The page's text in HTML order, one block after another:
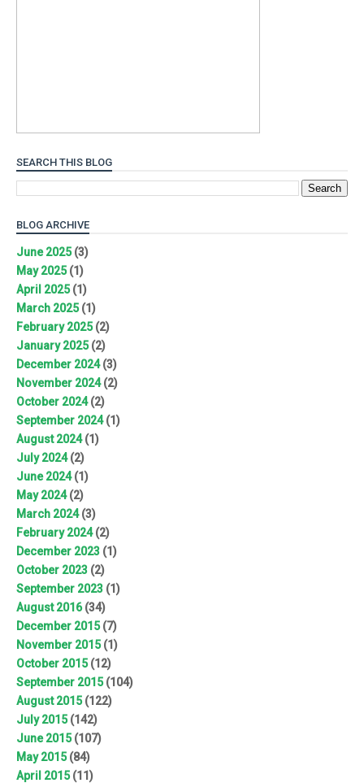
SEARCH THIS BLOG
BLOG ARCHIVE
June 2025(3)
May 2025(1)
April 2025(1)
March 2025(1)
February 2025(2)
January 2025(2)
December 2024(3)
November 2024(2)
October 2024(2)
September 2024(1)
August 2024(1)
July 2024(2)
June 2024(1)
May 2024(2)
March 2024(3)
February 2024(2)
December 2023 (1)
October 2023 (2)
September 2023 (1)
August 2016(34)
December 2015(7)
November 2015(1)
October 2015(12)
September 2015(104)
August 2015(122)
July 2015(142)
June 2015(107)
May 2015(84)
April 2015(11)